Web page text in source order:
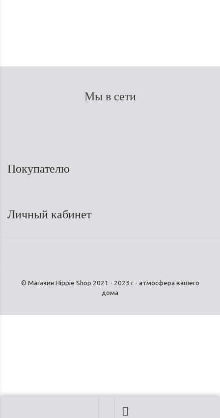
Мы в сети
Покупателю
Личный кабинет
© Магазин Hippie Shop 2021 - 2023 г - атмосфера вашего
дома